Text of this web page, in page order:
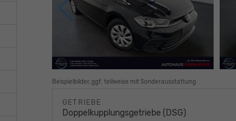
Beispielbilder, ggf. teilweise mit Sonderausstattung
GETRIEBE
Doppelkupplungsgetriebe (DSG)